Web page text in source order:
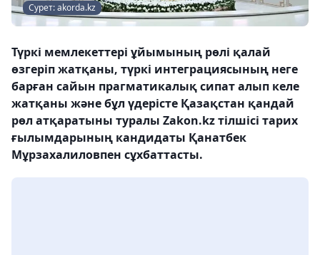
Сурет: akorda.kz
Түркі мемлекеттері ұйымының рөлі қалай
өзгеріп жатқаны, түркі интеграциясының неге
барған сайын прагматикалық сипат алып келе
жатқаны және бұл үдерісте Қазақстан қандай
рөл атқаратыны туралы Zakon.kz тілшісі тарих
ғылымдарының кандидаты Қанатбек
Мұрзахалиловпен сұхбаттасты.